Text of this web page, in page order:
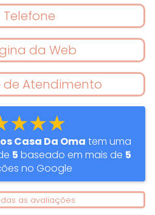
Telefone
da Web
de Atendimento
Casa Da Oma tem uma
5 baseado em mais de 5
no Google
as avaliações